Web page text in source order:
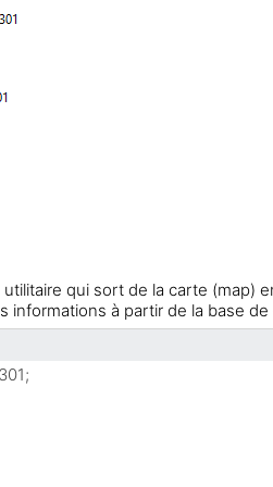
qui sort de la carte (map)
informations à partir de la base